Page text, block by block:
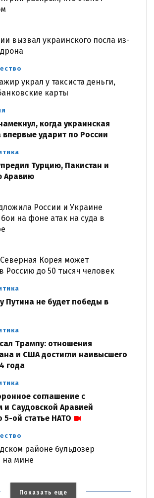
вызвал украинского посла из-
украл у таксиста деньги,
карты
когда украинская
впервые ударит по России
Турцию, Пакистан и
Аравию
России и Украине
на фоне атак на суда в
Корея может
Россию до 50 тысяч человек
Путина не будет победы в
Трампу: отношения
и США достигли наивысшего
года
соглашение с
и Саудовской Аравией
5-ой статье НАТО
районе бульдозер
на мине
Показать еще